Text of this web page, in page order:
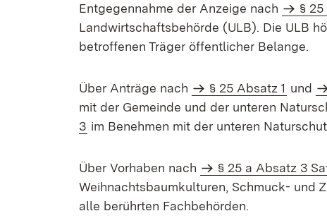
Entgegennahme der Anzeige nach
§
Landwirtschaftsbehörde (ULB). Die ULB
betroffenen Träger öffentlicher Belange.
Über Anträge nach § 25 Absatz 1 und
mit der Gemeinde und der unteren
3 im Benehmen mit der unteren
Über Vorhaben nach § 25 a Absatz 3
Weihnachtsbaumkulturen, Schmuck- und
alle berührten Fachbehörden.